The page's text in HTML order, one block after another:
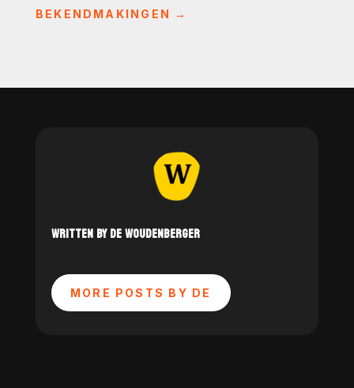
BEKENDMAKINGEN →
WRITTEN BY DE WOUDENBERGER
MORE POSTS BY DE